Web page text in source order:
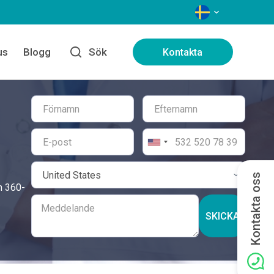
SPRÅK
Blogg Sök Kontakta
360-
SKICKA Kontakta oss